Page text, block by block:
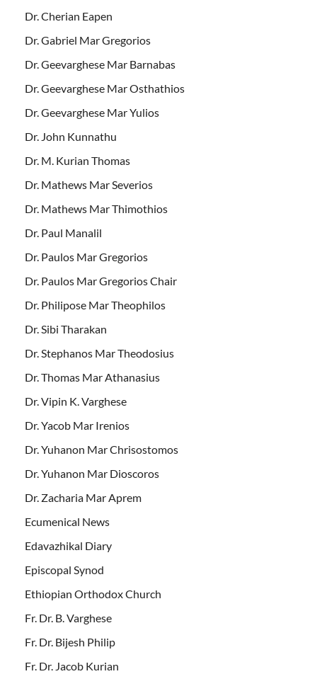
Dr. Cherian Eapen
Dr. Gabriel Mar Gregorios
Dr. Geevarghese Mar Barnabas
Dr. Geevarghese Mar Osthathios
Dr. Geevarghese Mar Yulios
Dr. John Kunnathu
Dr. M. Kurian Thomas
Dr. Mathews Mar Severios
Dr. Mathews Mar Thimothios
Dr. Paul Manalil
Dr. Paulos Mar Gregorios
Dr. Paulos Mar Gregorios Chair
Dr. Philipose Mar Theophilos
Dr. Sibi Tharakan
Dr. Stephanos Mar Theodosius
Dr. Thomas Mar Athanasius
Dr. Vipin K. Varghese
Dr. Yacob Mar Irenios
Dr. Yuhanon Mar Chrisostomos
Dr. Yuhanon Mar Dioscoros
Dr. Zacharia Mar Aprem
Ecumenical News
Edavazhikal Diary
Episcopal Synod
Ethiopian Orthodox Church
Fr. Dr. B. Varghese
Fr. Dr. Bijesh Philip
Fr. Dr. Jacob Kurian